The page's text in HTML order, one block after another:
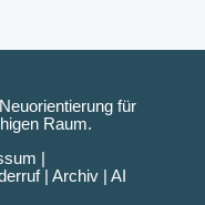
für
Raum.
|
| Archiv| AI